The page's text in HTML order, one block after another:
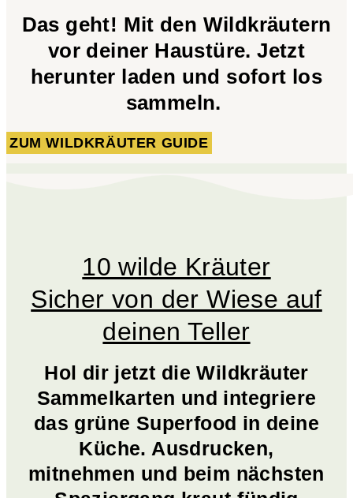
Das geht! Mit den Wildkräutern
vor deiner Haustüre. Jetzt
herunter laden und sofort los
sammeln.
ZUM WILDKRÄUTER GUIDE
10 wilde Kräuter
Sicher von der Wiese auf
deinen Teller
Hol dir jetzt die Wildkräuter
Sammelkarten und integriere
das grüne Superfood in deine
Küche. Ausdrucken,
mitnehmen und beim nächsten